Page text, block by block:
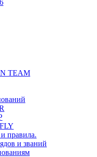
TEAM
правила.
и званий